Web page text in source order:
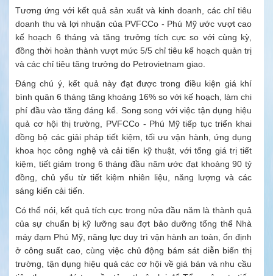
Tương ứng với kết quả sản xuất và kinh doanh, các chỉ tiêu
doanh thu và lợi nhuận của PVFCCo - Phú Mỹ ước vượt cao
kế hoạch 6 tháng và tăng trưởng tích cực so với cùng kỳ,
đồng thời hoàn thành vượt mức 5/5 chỉ tiêu kế hoạch quản trị
và các chỉ tiêu tăng trưởng do Petrovietnam giao.
Đáng chú ý, kết quả này đạt được trong điều kiện giá khí
bình quân 6 tháng tăng khoảng 16% so với kế hoạch, làm chi
phí đầu vào tăng đáng kể. Song song với việc tận dụng hiệu
quả cơ hội thị trường, PVFCCo - Phú Mỹ tiếp tục triển khai
đồng bộ các giải pháp tiết kiệm, tối ưu vận hành, ứng dụng
khoa học công nghệ và cải tiến kỹ thuật, với tổng giá trị tiết
kiệm, tiết giảm trong 6 tháng đầu năm ước đạt khoảng 90 tỷ
đồng, chủ yếu từ tiết kiệm nhiên liệu, năng lượng và các
sáng kiến cải tiến.
Có thể nói, kết quả tích cực trong nửa đầu năm là thành quả
của sự chuẩn bị kỹ lưỡng sau đợt bảo dưỡng tổng thể Nhà
máy đạm Phú Mỹ, năng lực duy trì vận hành an toàn, ổn định
ở công suất cao, cùng việc chủ động bám sát diễn biến thị
trường, tận dụng hiệu quả các cơ hội về giá bán và nhu cầu